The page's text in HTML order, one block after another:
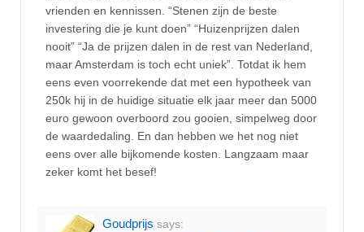
vrienden en kennissen. “Stenen zijn de beste
investering die je kunt doen” “Huizenprijzen dalen
nooit” “Ja de prijzen dalen in de rest van Nederland,
maar Amsterdam is toch echt uniek”. Totdat ik hem
eens even voorrekende dat met een hypotheek van
250k hij in de huidige situatie elk jaar meer dan 5000
euro gewoon overboord zou gooien, simpelweg door
de waardedaling. En dan hebben we het nog niet
eens over alle bijkomende kosten. Langzaam maar
zeker komt het besef!
Goudprijs says: